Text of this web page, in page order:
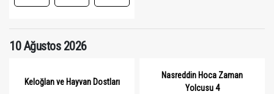
10 Ağustos 2026
Keloğlan ve Hayvan Dostları
Nasreddin Hoca Zaman
Yolcusu 4